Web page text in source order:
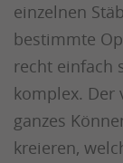
einzelnen
bestimmte
recht einfach
komplex. Der
ganzes
kreieren,